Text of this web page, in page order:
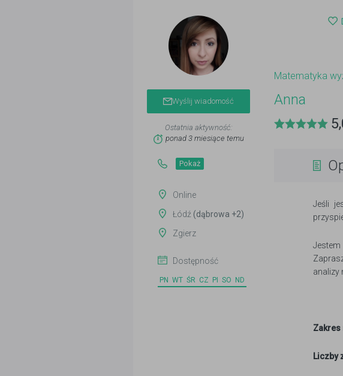
Wyślij wiadomość
Ostatnia aktywność:
ponad 3 miesiące temu
Pokaż
Online
Łódź (dąbrowa +2)
Zgierz
Dostępność
PN WT ŚR CZ PI SO ND
Matematyka
Anna
Jeśli
analizy
Zakres
Liczby